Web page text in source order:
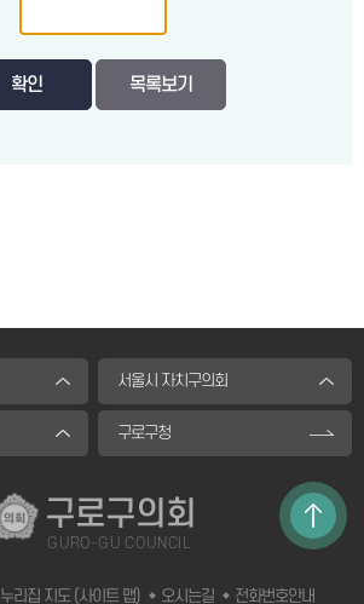
확인 목록보기
서울시 자치구의회
구로구청
구로구의회
GURO-GU COUNCIL
누리집 지도 (사이트 맵) 오시는길 전화번호안내